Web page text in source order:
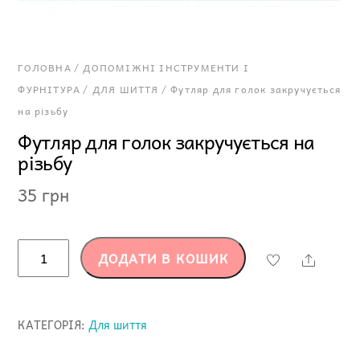
ГОЛОВНА/ДОПОМІЖНІ ІНСТРУМЕНТИ І
ФУРНІТУРА / ДЛЯ ШИТТЯ / Футляр для голок закручується
на різьбу
Футляр для голок закручується на
різьбу
35 грн
на
ДОДАТИ В КОШИК Share
КАТЕГОРІЯ:Для шиття